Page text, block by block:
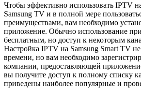
Чтобы эффективно использовать IPTV
Samsung TV и в полной мере
преимуществами, вам необходимо
приложение. Обычно использование
бесплатным, но доступ к некоторым
Настройка IPTV на Samsung Smart TV
времени, но вам необходимо
компании, предоставляющей
вы получите доступ к полному списку
приведены наиболее популярные и